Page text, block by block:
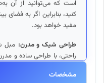
است که می‌توانید از آن
کنید، بنابراین اگر به فضای
مفید خواهد بود.
طراحی شیک و مدرن: مبل
راحتی، با طراحی ساده و
می‌تواند به هر فضایی
مشخصات